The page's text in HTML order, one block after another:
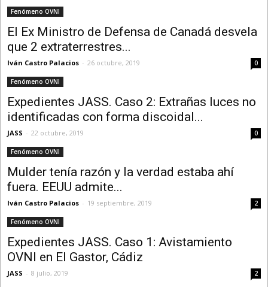
Fenómeno OVNI
El Ex Ministro de Defensa de Canadá desvela
que 2 extraterrestres...
Iván Castro Palacios - 26 octubre, 2019 0
Fenómeno OVNI
Expedientes JASS. Caso 2: Extrañas luces no
identificadas con forma discoidal...
JASS - 22 octubre, 2019 0
Fenómeno OVNI
Mulder tenía razón y la verdad estaba ahí
fuera. EEUU admite...
Iván Castro Palacios - 19 septiembre, 2019 2
Fenómeno OVNI
Expedientes JASS. Caso 1: Avistamiento
OVNI en El Gastor, Cádiz
JASS - 8 julio, 2019 2